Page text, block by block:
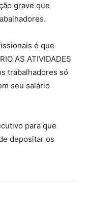
grave que
é que
AS ATIVIDADES
trabalhadores só
seu salário
para que
depositar os